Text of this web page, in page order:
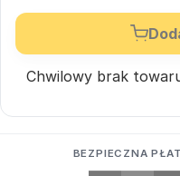
Chwilowy brak
BEZPIECZNA